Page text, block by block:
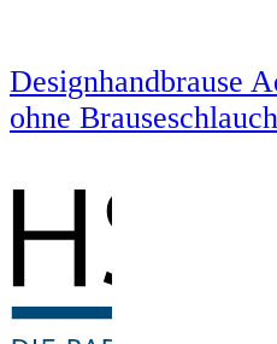
Designhandbrause
ohne Brauseschlauch